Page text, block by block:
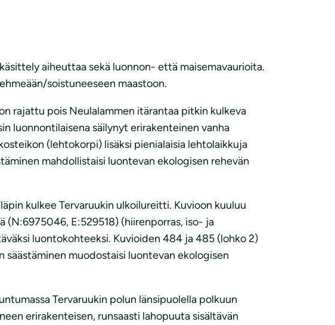
aiheuttaa sekä luonnon- että maisemavaurioita.
soistuneeseen maastoon.
rajattu pois Neulalammen itärantaa pitkin kulkeva
luonnontilaisena säilynyt erirakenteinen vanha
(lehtokorpi) lisäksi pienialaisia lehtolaikkuja
mahdollistaisi luontevan ekologisen rehevän
kulkee Tervaruukin ulkoilureitti. Kuvioon kuuluu
E:529518) (hiirenporras, iso- ja
luontokohteeksi. Kuvioiden 484 ja 485 (lohko 2)
säästäminen muodostaisi luontevan ekologisen
Tervaruukin polun länsipuolella polkuun
erirakenteisen, runsaasti lahopuuta sisältävän